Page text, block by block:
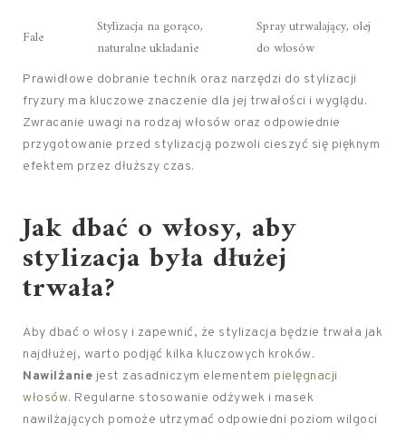
Fale
Stylizacja na gorąco,
naturalne układanie
Spray utrwalający, olej
do włosów
Prawidłowe dobranie technik oraz narzędzi do stylizacji
fryzury ma kluczowe znaczenie dla jej trwałości i wyglądu.
Zwracanie uwagi na rodzaj włosów oraz odpowiednie
przygotowanie przed stylizacją pozwoli cieszyć się pięknym
efektem przez dłuższy czas.
Jak dbać o włosy, aby
stylizacja była dłużej
trwała?
Aby dbać o włosy i zapewnić, że stylizacja będzie trwała jak
najdłużej, warto podjąć kilka kluczowych kroków.
Nawilżanie jest zasadniczym elementem pielęgnacji
włosów. Regularne stosowanie odżywek i masek
nawilżających pomoże utrzymać odpowiedni poziom wilgoci